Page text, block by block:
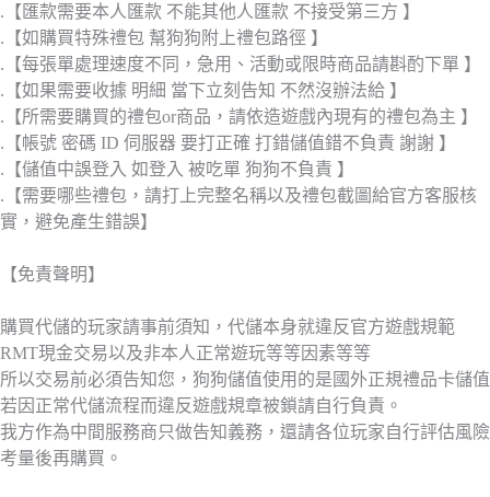
.【匯款需要本人匯款 不能其他人匯款 不接受第三方 】
.【如購買特殊禮包 幫狗狗附上禮包路徑 】
.【每張單處理速度不同，急用、活動或限時商品請斟酌下單 】
.【如果需要收據 明細 當下立刻告知 不然沒辦法給 】
.【所需要購買的禮包or商品，請依造遊戲內現有的禮包為主 】
.【帳號 密碼 ID 伺服器 要打正確 打錯儲值錯不負責 謝謝 】
.【儲值中誤登入 如登入 被吃單 狗狗不負責 】
.【需要哪些禮包，請打上完整名稱以及禮包截圖給官方客服核
實，避免產生錯誤】
【免責聲明】
購買代儲的玩家請事前須知，代儲本身就違反官方遊戲規範
RMT現金交易以及非本人正常遊玩等等因素等等
所以交易前必須告知您，狗狗儲值使用的是國外正規禮品卡儲值
若因正常代儲流程而違反遊戲規章被鎖請自行負責。
我方作為中間服務商只做告知義務，還請各位玩家自行評估風險
考量後再購買。